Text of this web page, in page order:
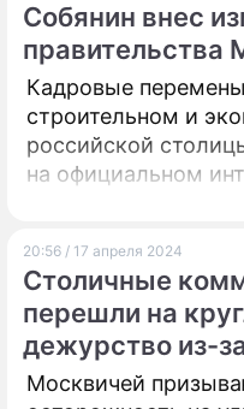
Собянин внес
правительства
Кадровые
строительном и
российской
на официальном
руководителя
20:56 / 17 апреля 2024
Столичные
перешли на
дежурство из-
Москвичей